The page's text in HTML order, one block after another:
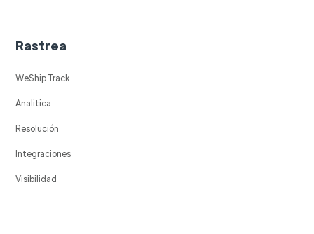
Rastrea
WeShip Track
Analitica
Resolución
Integraciones
Visibilidad